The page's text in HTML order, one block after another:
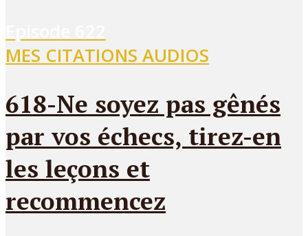
MES CITATIONS AUDIOS
618-Ne soyez pas gênés
par vos échecs, tirez-en
les leçons et
recommencez